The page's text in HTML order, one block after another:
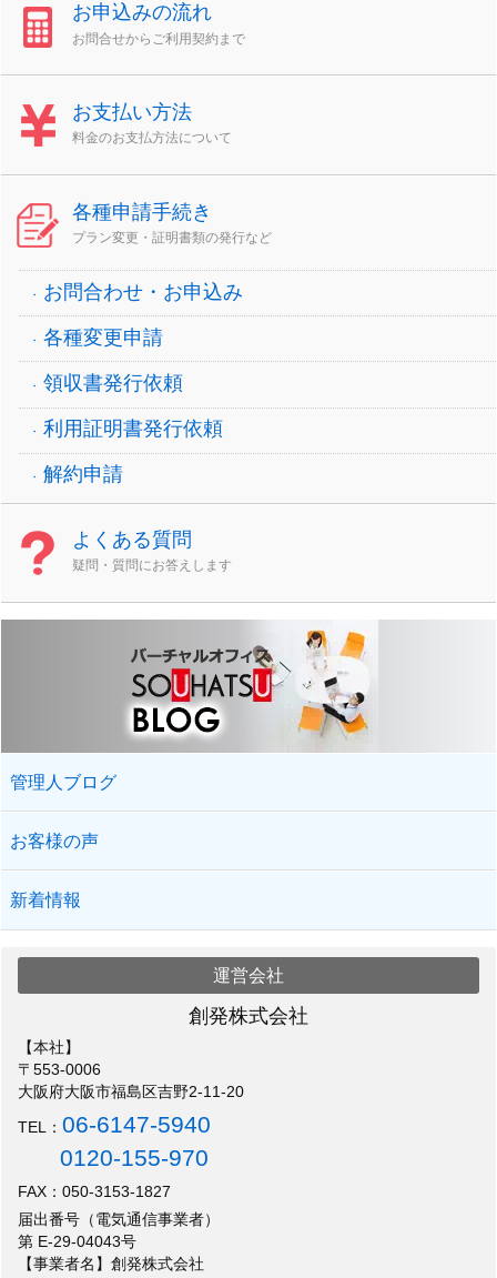
お申込みの流れ
お問合せからご利用契約まで
お支払い方法
料金のお支払方法について
各種申請手続き
プラン変更・証明書類の発行など
お問合わせ・お申込み
各種変更申請
領収書発行依頼
利用証明書発行依頼
解約申請
よくある質問
疑問・質問にお答えします
管理人ブログ
お客様の声
新着情報
運営会社
創発株式会社
【本社】
〒553-0006
大阪府大阪市福島区吉野2-11-20
TEL：06-6147-5940
0120-155-970
FAX：050-3153-1827
届出番号（電気通信事業者）
第 E-29-04043号
【事業者名】創発株式会社